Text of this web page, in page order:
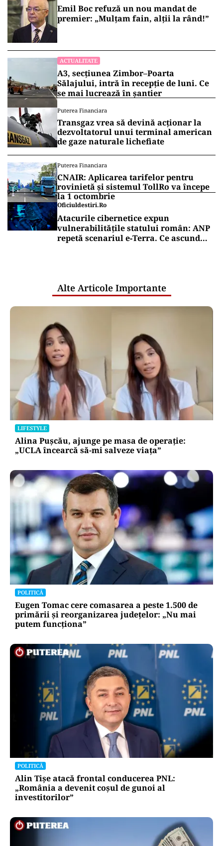
Emil Boc refuză un nou mandat de
premier: „Mulțam fain, alții la rând!”
ACTUALITATE
A3, secțiunea Zimbor–Poarta
Sălajului, intră în recepție de luni. Ce
se mai lucrează în șantier
Puterea Financiara
Transgaz vrea să devină acționar la
dezvoltatorul unui terminal american
de gaze naturale lichefiate
Puterea Financiara
CNAIR: Aplicarea tarifelor pentru
rovinietă și sistemul TollRo va începe
la 1 octombrie
Oficiuldestiri.ro
Atacurile cibernetice expun
vulnerabilitățile statului român: ANP
repetă scenariul e‑Terra. Ce ascund
Alte Articole Importante
LIFESTYLE
Alina Pușcău, ajunge pe masa de operație:
„UCLA încearcă să-mi salveze viața”
POLITICĂ
Eugen Tomac cere comasarea a peste 1.500 de
primării și reorganizarea județelor: „Nu mai
putem funcționa”
POLITICĂ
Alin Tișe atacă frontal conducerea PNL:
„România a devenit coșul de gunoi al
investitorilor”